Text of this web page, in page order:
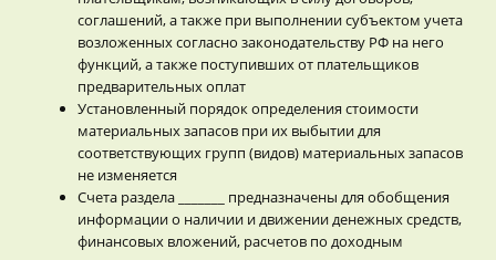
соглашений, а также при выполнении субъектом учета
возложенных согласно законодательству РФ на него
функций, а также поступивших от плательщиков
предварительных оплат
Установленный порядок определения стоимости
материальных запасов при их выбытии для
соответствующих групп (видов) материальных запасов
не изменяется
Счета раздела _______ предназначены для обобщения
информации о наличии и движении денежных средств,
финансовых вложений, расчетов по доходным